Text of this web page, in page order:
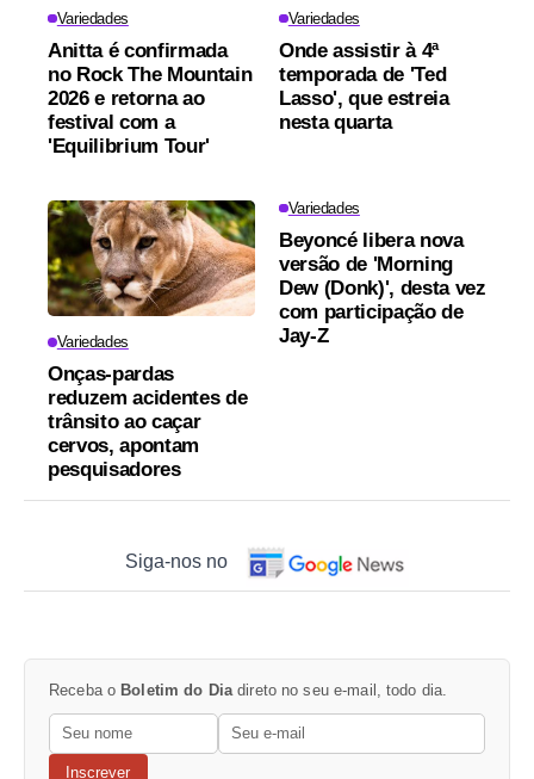
Variedades
Anitta é confirmada
no Rock The Mountain
2026 e retorna ao
festival com a
'Equilibrium Tour'
Variedades
Onde assistir à 4ª
temporada de 'Ted
Lasso', que estreia
nesta quarta
Variedades
Onças-pardas
reduzem acidentes de
trânsito ao caçar
cervos, apontam
pesquisadores
Variedades
Beyoncé libera nova
versão de 'Morning
Dew (Donk)', desta vez
com participação de
Jay-Z
Siga-nos no
Receba o Boletim do Diadireto no seu e-mail, todo dia.
Inscrever